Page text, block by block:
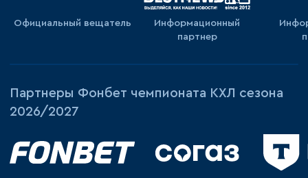
Официальный вещатель
Информационный
партнер
Партнеры Фонбет чемпионата КХЛ сезона
2026/2027